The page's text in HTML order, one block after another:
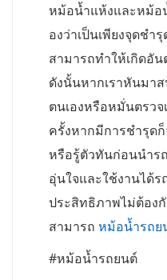
หม้อน้ำแห้งและหม้อ
องว่าเป็นเพียงจุดชำ
สามารถทำให้เกิดอัน
ดังนั้นหากเราหันมา
ตนเองหรือหมั่นตรว
ครั้งหากมีการชำรุด
หรือรู้ตัวทันก่อนนำร
อุ่นใจและใช้งานได้ร
ประสิทธิภาพไม่ต้อง
สามารถ หม้อน้ำรถย
#หม้อน้ำรถยนต์